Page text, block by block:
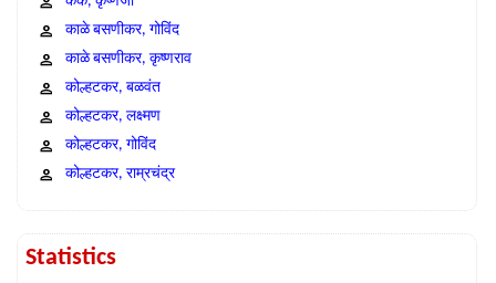
काळे बसणीकर, गोविंद
काळे बसणीकर, कृष्णराव
कोल्हटकर, बळवंत
कोल्हटकर, लक्ष्मण
कोल्हटकर, गोविंद
कोल्हटकर, राम्रचंद्र
Statistics